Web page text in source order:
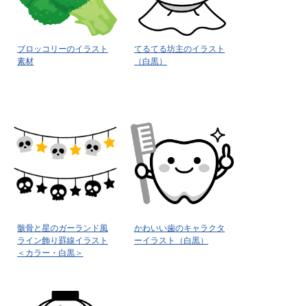
ブロッコリーのイラスト
素材
てるてる坊主のイラスト
（白黒）
骸骨と星のガーランド風
ライン飾り罫線イラスト
＜カラー・白黒＞
かわいい歯のキャラクタ
ーイラスト（白黒）